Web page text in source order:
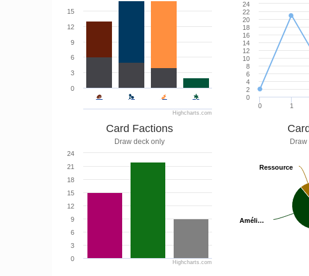
0
3
6
9
12
15
Highcharts.com
0 1
0
2
4
6
8
10
12
14
16
18
20
22
24
Card Factions
Draw deck only
0
3
6
9
12
15
18
21
24
Highcharts.com
Améli…
Améli…
Ressource
Ressource